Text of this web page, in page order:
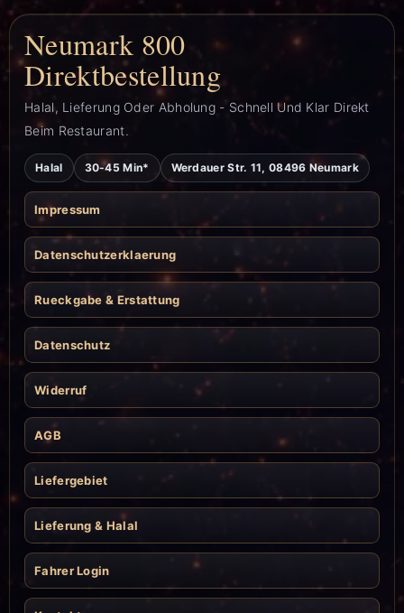
Neumark 800
Direktbestellung
Halal, Lieferung Oder Abholung - Schnell Und Klar Direkt
Beim Restaurant.
Halal 30-45 Min* Werdauer Str. 11, 08496 Neumark
Impressum
Datenschutzerklaerung
Rueckgabe & Erstattung
Datenschutz
Widerruf
AGB
Liefergebiet
Lieferung & Halal
Fahrer Login